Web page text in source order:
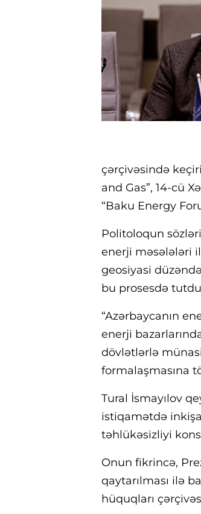
çərçivəsində
and Gas”, 14-cü
“Baku Energy
Politoloqun
enerji məsələləri
geosiyasi
bu prosesdə
“Azərbaycanın
enerji
dövlətlərlə
formalaşmasına
Tural İsmayılov
istiqamətdə
təhlükəsizliyi
Onun fikrincə,
qaytarılması ilə
hüquqları